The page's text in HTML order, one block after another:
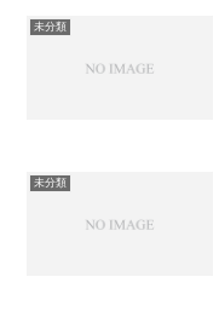
未分類
未分類